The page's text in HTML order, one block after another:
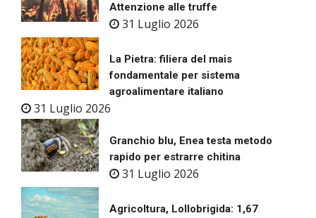
Attenzione alle truffe
31 Luglio 2026
La Pietra: filiera del mais
fondamentale per sistema
agroalimentare italiano
31 Luglio 2026
Granchio blu, Enea testa metodo
rapido per estrarre chitina
31 Luglio 2026
Agricoltura, Lollobrigida: 1,67